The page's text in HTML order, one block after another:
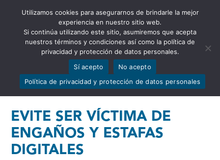
Abrir barra de herramientas
EVITE SER VÍCTIMA DE
ENGAÑOS Y ESTAFAS
DIGITALES
Utilizamos cookies para asegurarnos de brindarle la mejor
experiencia en nuestro sitio web.
Si continúa utilizando este sitio, asumiremos que acepta
nuestros términos y condiciones así como la política de
privacidad y protección de datos personales.
Sí acepto
No acepto
Política de privacidad y protección de datos personales